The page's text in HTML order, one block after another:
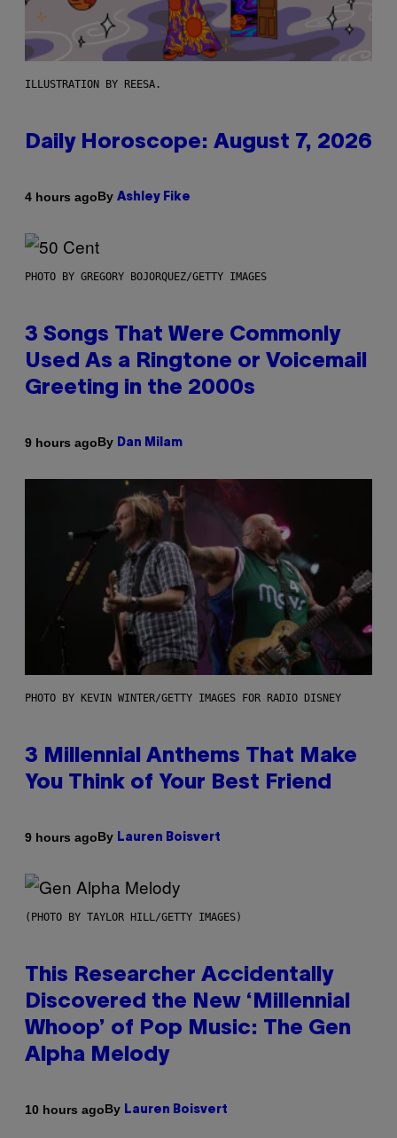
ILLUSTRATION BY REESA.
Daily Horoscope: August 7, 2026
4 hours agoBy Ashley Fike
PHOTO BY GREGORY BOJORQUEZ/GETTY IMAGES
3 Songs That Were Commonly
Used As a Ringtone or Voicemail
Greeting in the 2000s
9 hours agoBy Dan Milam
PHOTO BY KEVIN WINTER/GETTY IMAGES FOR RADIO DISNEY
3 Millennial Anthems That Make
You Think of Your Best Friend
9 hours agoBy Lauren Boisvert
(PHOTO BY TAYLOR HILL/GETTY IMAGES)
This Researcher Accidentally
Discovered the New ‘Millennial
Whoop’ of Pop Music: The Gen
Alpha Melody
10 hours agoBy Lauren Boisvert